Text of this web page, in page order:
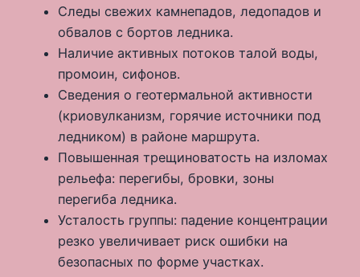
Следы свежих камнепадов, ледопадов и
обвалов с бортов ледника.
Наличие активных потоков талой воды,
промоин, сифонов.
Сведения о геотермальной активности
(криовулканизм, горячие источники под
ледником) в районе маршрута.
Повышенная трещиноватость на изломах
рельефа: перегибы, бровки, зоны
перегиба ледника.
Усталость группы: падение концентрации
резко увеличивает риск ошибки на
безопасных по форме участках.